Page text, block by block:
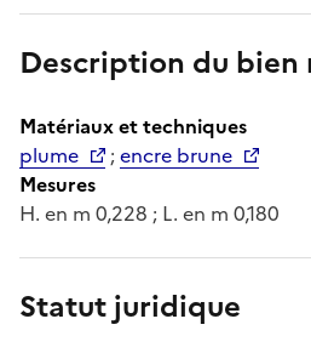
Description du bien
Matériaux et techniques
plume
;encre brune
Mesures
H. en m 0,228 ; L. en m 0,180
Statut juridique